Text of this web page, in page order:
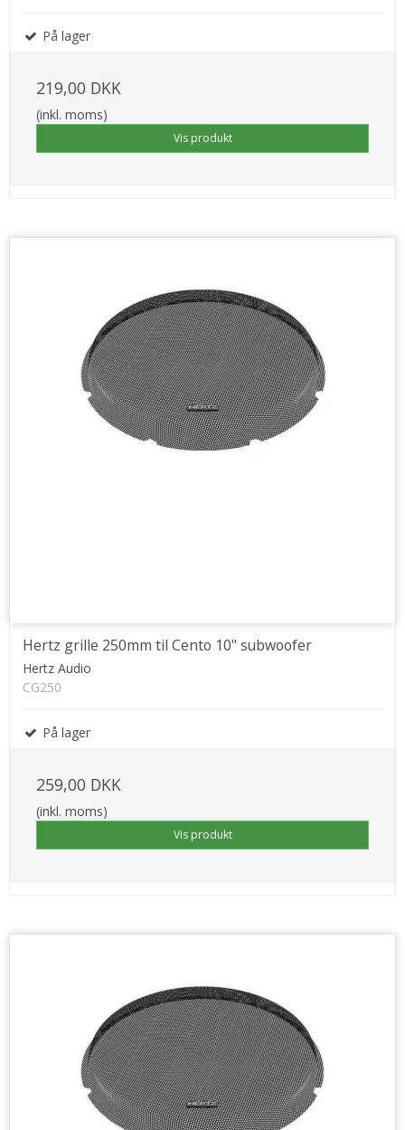
På lager
219,00 DKK
(inkl. moms)
Vis produkt
Hertz grille 250mm til Cento 10" subwoofer
Hertz Audio
CG250
På lager
259,00 DKK
(inkl. moms)
Vis produkt